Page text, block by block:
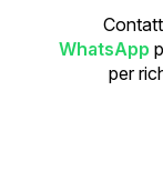
WhatsApp
per